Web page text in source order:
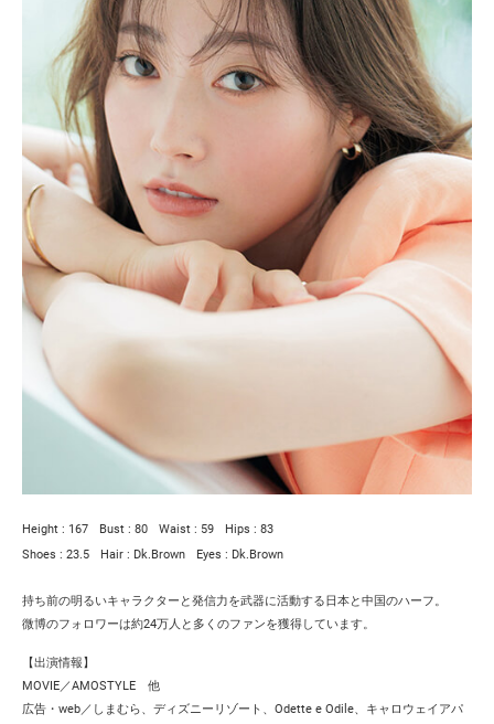
Height : 167 Bust : 80 Waist : 59
Hips : 83
Shoes : 23.5
Hair : Dk.Brown Eyes : Dk.Brown
持ち前の明るいキャラクターと発信力を武器に活動する日本と中国のハーフ。
微博のフォロワーは約24万人と多くのファンを獲得しています。
【出演情報】
MOVIE／AMOSTYLE 他
広告・web／しまむら、ディズニーリゾート、Odette e Odile、キャロウェイアパ